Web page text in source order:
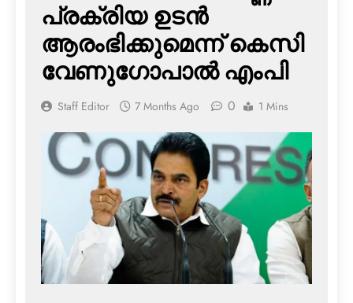
പ്രക്രിയ ഉടന്‍
ആരംഭിക്കുമെന്ന് കെസി
വേണുഗോപാല്‍ എംപി
Staff Editor 7 Months Ago 0 1 Mins